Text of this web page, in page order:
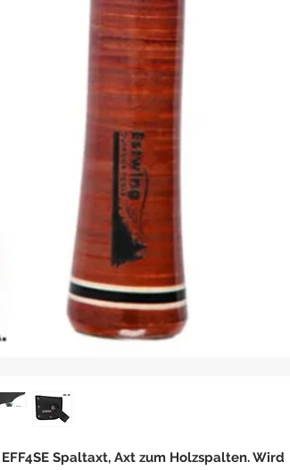
Spaltaxt, Axt zum Holzspalten. Wird